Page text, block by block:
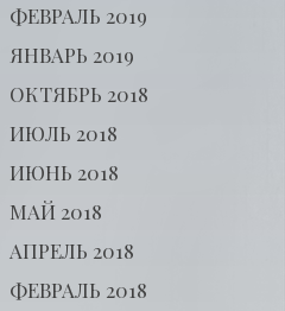
ФЕВРАЛЬ 2019
ЯНВАРЬ 2019
ОКТЯБРЬ 2018
ИЮЛЬ 2018
ИЮНЬ 2018
МАЙ 2018
АПРЕЛЬ 2018
ФЕВРАЛЬ 2018